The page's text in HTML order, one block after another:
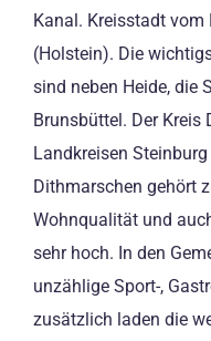
Kanal. Kreisstadt vom
(Holstein). Die
sind neben Heide, die
Brunsbüttel. Der Kreis
Landkreisen
Dithmarschen gehört
Wohnqualität und
sehr hoch. In den
unzählige Sport-,
zusätzlich laden die